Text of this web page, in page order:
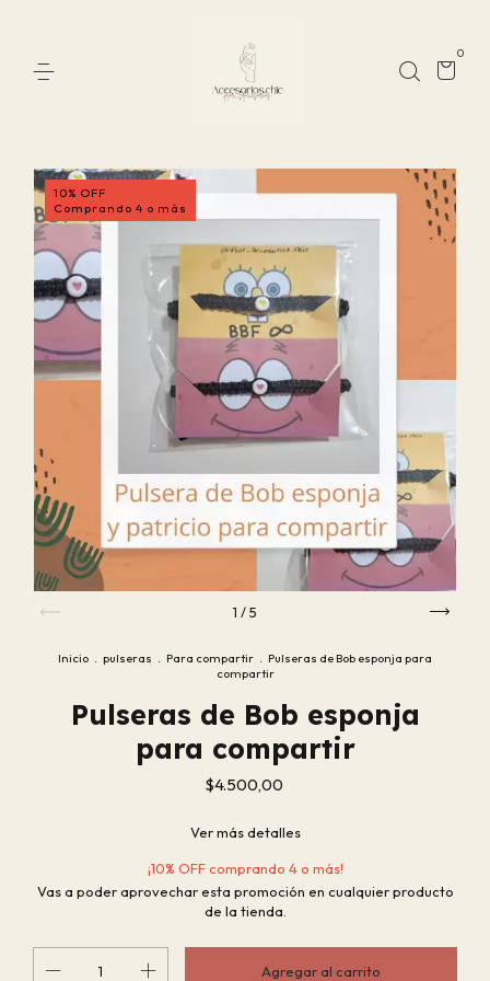
0
10% OFF
Comprando 4 o más
1 /5
Inicio . pulseras . Para compartir . Pulseras de Bob esponja para
compartir
Pulseras de Bob esponja
para compartir
$4.500,00
Ver más detalles
¡10% OFF comprando 4 o más!
Vas a poder aprovechar esta promoción en cualquier producto
de la tienda.